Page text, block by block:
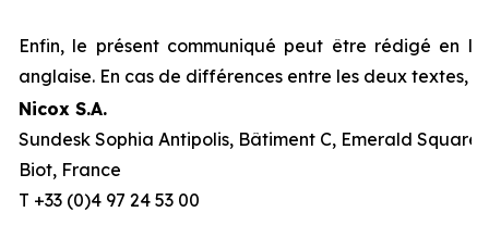
Enfin, le présent communiqué peut être rédigé en
anglaise. En cas de différences entre les deux textes,
Nicox S.A.
Sundesk Sophia Antipolis, Bâtiment C, Emerald
Biot, France
T +33 (0)4 97 24 53 00